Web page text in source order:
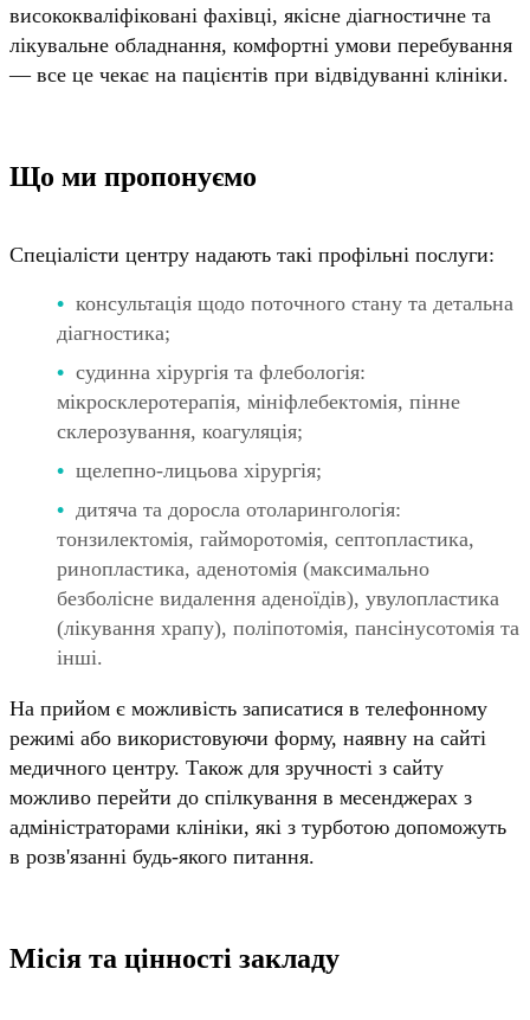
висококваліфіковані фахівці, якісне діагностичне та
лікувальне обладнання, комфортні умови перебування
— все це чекає на пацієнтів при відвідуванні клініки.
Що ми пропонуємо
Спеціалісти центру надають такі профільні послуги:
консультація щодо поточного стану та детальна
діагностика;
судинна хірургія та флебологія:
мікросклеротерапія, мініфлебектомія, пінне
склерозування, коагуляція;
щелепно-лицьова хірургія;
дитяча та доросла отоларингологія:
тонзилектомія, гайморотомія, септопластика,
ринопластика, аденотомія (максимально
безболісне видалення аденоїдів), увулопластика
(лікування храпу), поліпотомія, пансінусотомія та
інші.
На прийом є можливість записатися в телефонному
режимі або використовуючи форму, наявну на сайті
медичного центру. Також для зручності з сайту
можливо перейти до спілкування в месенджерах з
адміністраторами клініки, які з турботою допоможуть
в розв'язанні будь-якого питання.
Місія та цінності закладу